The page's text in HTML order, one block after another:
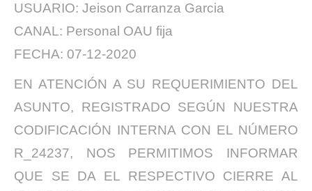
USUARIO: Jeison Carranza Garcia
CANAL: Personal OAU fija
FECHA: 07-12-2020
EN ATENCIÓN A SU REQUERIMIENTO DEL
ASUNTO, REGISTRADO SEGÚN NUESTRA
CODIFICACIÓN INTERNA CON EL NÚMERO
R_24237, NOS PERMITIMOS INFORMAR
QUE SE DA EL RESPECTIVO CIERRE AL